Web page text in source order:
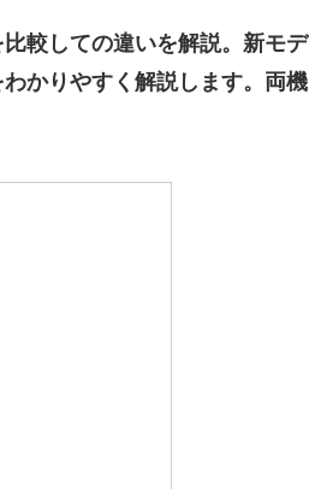
較しての違いを解説。新モデ
かりやすく解説します。両機